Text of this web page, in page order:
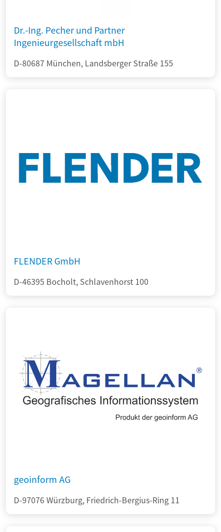
Dr.-Ing. Pecher und Partner
Ingenieurgesellschaft mbH
D-80687 München, Landsberger Straße 155
FLENDER GmbH
D-46395 Bocholt, Schlavenhorst 100
geoinform AG
D-97076 Würzburg, Friedrich-Bergius-Ring 11